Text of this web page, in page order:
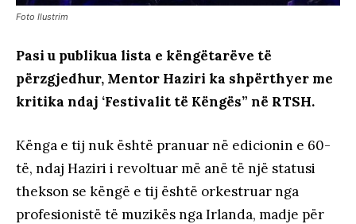
Foto Ilustrim
Pasi u publikua lista e këngëtarëve të
përzgjedhur, Mentor Haziri ka shpërthyer me
kritika ndaj ‘Festivalit të Këngës” në RTSH.
Kënga e tij nuk është pranuar në edicionin e 60-
të, ndaj Haziri i revoltuar më anë të një statusi
thekson se këngë e tij është orkestruar nga
profesionistë të muzikës nga Irlanda, madje për